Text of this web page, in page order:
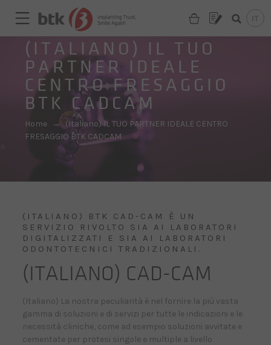
BECOME A DEALER!
(ITALIANO) IL TUO
PARTNER IDEALE
CENTRO FRESAGGIO
BTK CADCAM
Home →
(Italiano) IL TUO PARTNER IDEALE CENTRO
FRESAGGIO BTK CADCAM
(ITALIANO) BTK CAD-CAM È UN
SERVIZIO RIVOLTO SIA AI LABORATORI
DIGITALIZZATI E SIA AI LABORATORI
ODONTOTECNICI TRADIZIONALI.
(ITALIANO) CAD-CAM
(Italiano) La nostra peculiarità è nel fornire la più vasta
gamma di soluzioni e di servizi per tutte le indicazioni e le
necessità cliniche, come ad esempio soluzioni avvitate e
cementate per protesi singole e multiple a livello